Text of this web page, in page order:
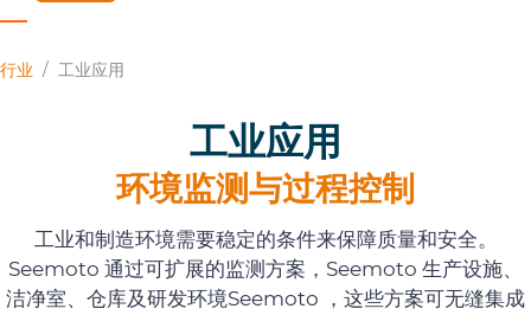
要
行业 / 工业应用
工业应用
环境监测与过程控制
工业和制造环境需要稳定的条件来保障质量和安全。
Seemoto 通过可扩展的监测方案，Seemoto 生产设施、
洁净室、仓库及研发环境Seemoto ，这些方案可无缝集成